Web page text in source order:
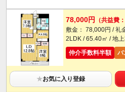
78,000円
（共益費
敷金： 78,000円 / 礼
2LDK / 65.40㎡ / 地
仲介手数料半額
バ
★お気に入り登録